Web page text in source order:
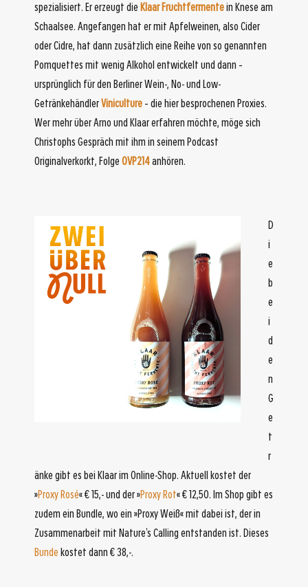
spezialisiert. Er erzeugt die Klaar Fruchtfermentein Knese am
Schaalsee. Angefangen hat er mit Apfelweinen, also Cider
oder Cidre, hat dann zusätzlich eine Reihe von so genannten
Pomquettes mit wenig Alkohol entwickelt und dann –
ursprünglich für den Berliner Wein-, No- und Low-
GetränkehändlerViniculture – die hier besprochenen Proxies.
Wer mehr über Arno und Klaar erfahren möchte, möge sich
Christophs Gespräch mit ihm in seinem Podcast
Originalverkorkt, Folge OVP214anhören.
D
i
e
b
e
i
d
e
n
G
e
t
r
änke gibt es bei Klaar im Online-Shop. Aktuell kostet der
»Proxy Rosé« € 15,- und der »Proxy Rot« € 12,50. Im Shop gibt es
zudem ein Bundle, wo ein »Proxy Weiß« mit dabei ist, der in
Zusammenarbeit mit Nature’s Calling entstanden ist. Dieses
Bunde kostet dann € 38,-.